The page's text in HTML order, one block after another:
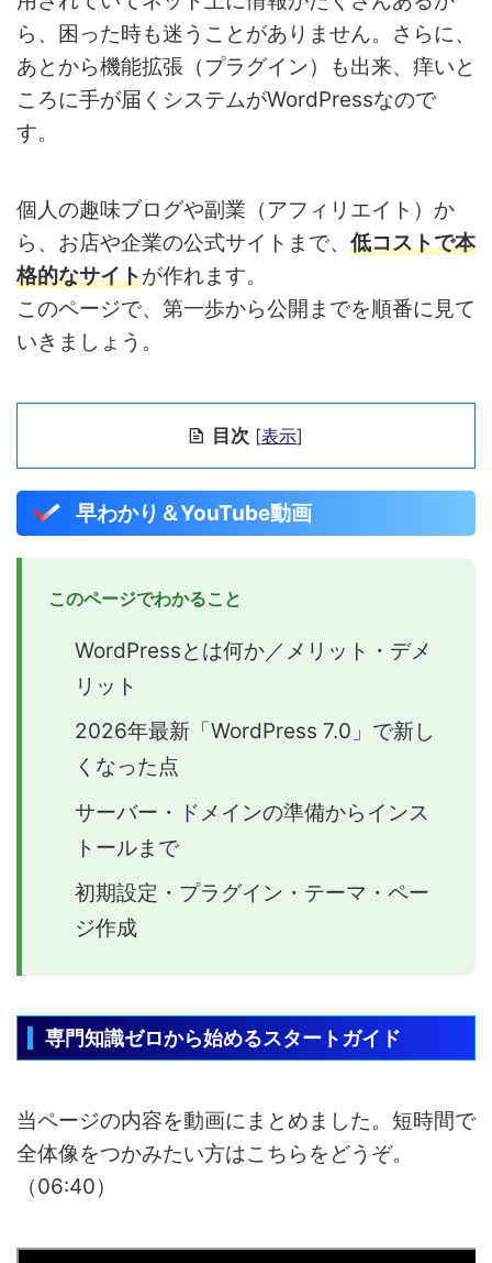
ら、困った時も迷うことがありません。さらに、
あとから機能拡張（プラグイン）も出来、痒いと
ころに手が届くシステムがWordPressなので
す。
個人の趣味ブログや副業（アフィリエイト）か
ら、お店や企業の公式サイトまで、 低コストで本
格的なサイトが作れます。
このページで、第一歩から公開までを順番に見て
いきましょう。
目次 [表示]
早わかり＆YouTube動画
このページでわかること
WordPressとは何か／メリット・デメ
リット
2026年最新「WordPress 7.0」で新し
くなった点
サーバー・ドメインの準備からインス
トールまで
初期設定・プラグイン・テーマ・ペー
ジ作成
専門知識ゼロから始めるスタートガイド
当ページの内容を動画にまとめました。短時間で
全体像をつかみたい方はこちらをどうぞ。
（06:40）